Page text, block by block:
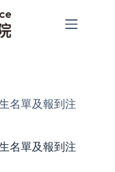
名單及報到注
名單及報到注